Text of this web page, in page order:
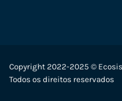
Copyright 2022-2025 ©
Todos os direitos reservados